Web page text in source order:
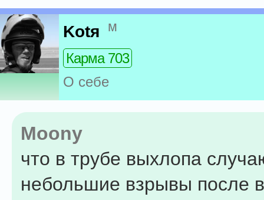
Kotя м
Карма 703
О себе
Moony
что в трубе выхлопа
небольшие взрывы после